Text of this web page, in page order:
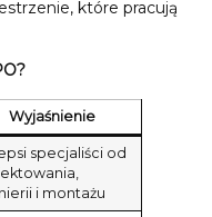
które pracują
Wyjaśnienie
specjaliści od
i montażu